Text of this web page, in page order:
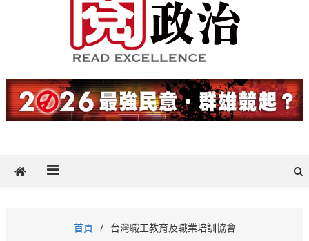
閱政治 Read Gov News
題，也要專業評論，閱政治與多元的政治評論家與專欄作家邀稿合作，
讓讀者有最多元和專業的選擇。
首頁 台灣職工教育及職業培訓協會